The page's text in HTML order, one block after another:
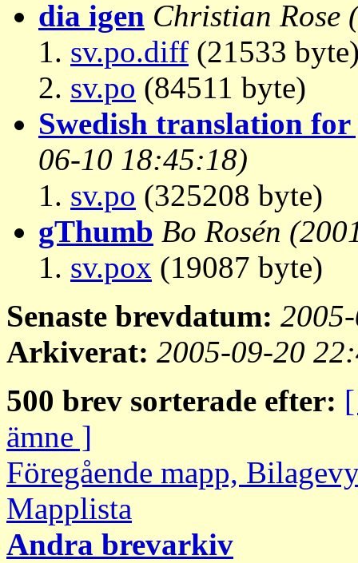
dia igen Christian Rose
sv.po.diff (21533
sv.po (84511 byte)
Swedish translation for
06-10 18:45:18)
sv.po (325208 byte)
gThumb Bo Rosén
sv.pox (19087 byte)
Senaste brevdatum:
Arkiverat: 2005-09-20
500 brev sorterade efter:
ämne ]
Föregående mapp,
Mapplista
Andra brevarkiv